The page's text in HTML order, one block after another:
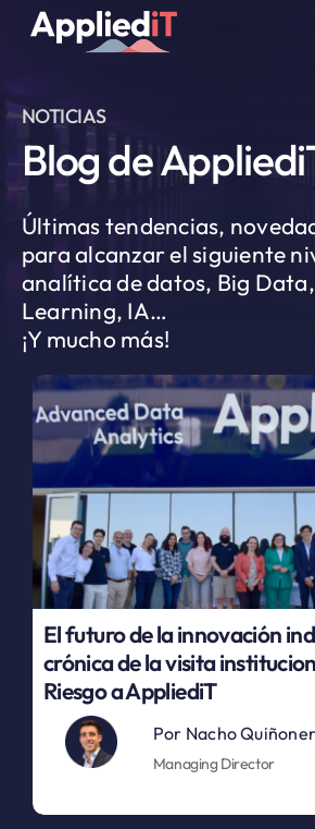
Saltar
SERVICIOS
SOLUCIONES
COMPAÑIA
RECURSOS
BLOG
NOTICIAS
Blog de
Últimas tendencias,
para alcanzar el siguiente
analítica de datos, Big
Learning, IA…
¡Y mucho más!
El futuro de la innovación
crónica de la visita
Riesgo a AppliediT
Por Nacho
Managing Director